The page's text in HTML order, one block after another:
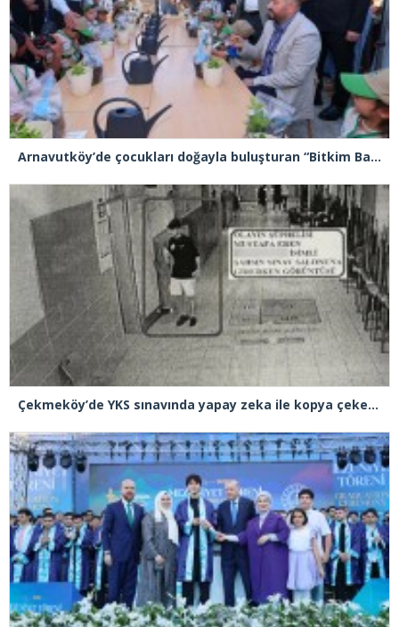
Arnavutköy’de çocukları doğayla buluşturan “Bitkim Bana Emanet” projesini hayata geçirildi
Çekmeköy’de YKS sınavında yapay zeka ile kopya çeken şüpheli tutuklandı